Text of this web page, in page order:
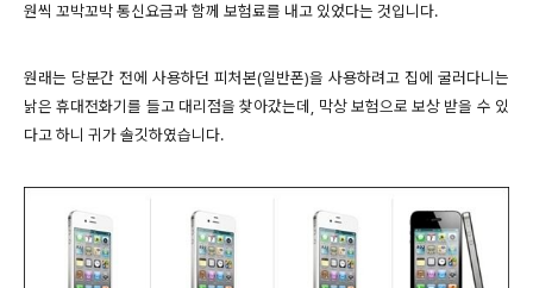
원씩 꼬박꼬박 통신요금과 함께 보험료를 내고 있었다는 것입니다.
원래는 당분간 전에 사용하던 피처본(일반폰)을 사용하려고 집에 굴러다니는
낡은 휴대전화기를 들고 대리점을 찾아갔는데, 막상 보험으로 보상 받을 수 있
다고 하니 귀가 솔깃하였습니다.